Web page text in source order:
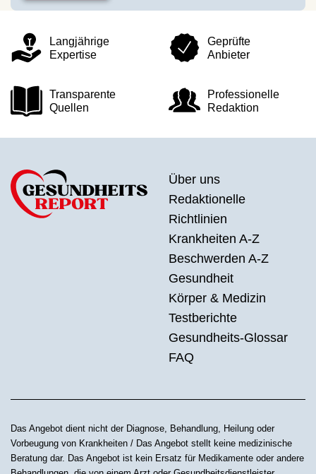
Langjährige
Expertise
Geprüfte
Anbieter
Transparente
Quellen
Professionelle
Redaktion
Über uns
Redaktionelle
Richtlinien
Krankheiten A-Z
Beschwerden A-Z
Gesundheit
Körper & Medizin
Testberichte
Gesundheits-Glossar
FAQ
Das Angebot dient nicht der Diagnose, Behandlung, Heilung oder
Vorbeugung von Krankheiten / Das Angebot stellt keine medizinische
Beratung dar. Das Angebot ist kein Ersatz für Medikamente oder andere